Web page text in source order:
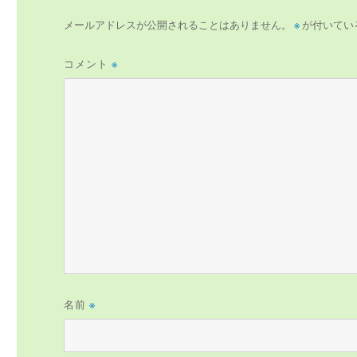
メールアドレスが公開されることはありません。 ※ が付いて
コメント※
名前※